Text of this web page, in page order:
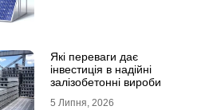
Які переваги дає
інвестиція в надійні
залізобетонні вироби
5 Липня, 2026